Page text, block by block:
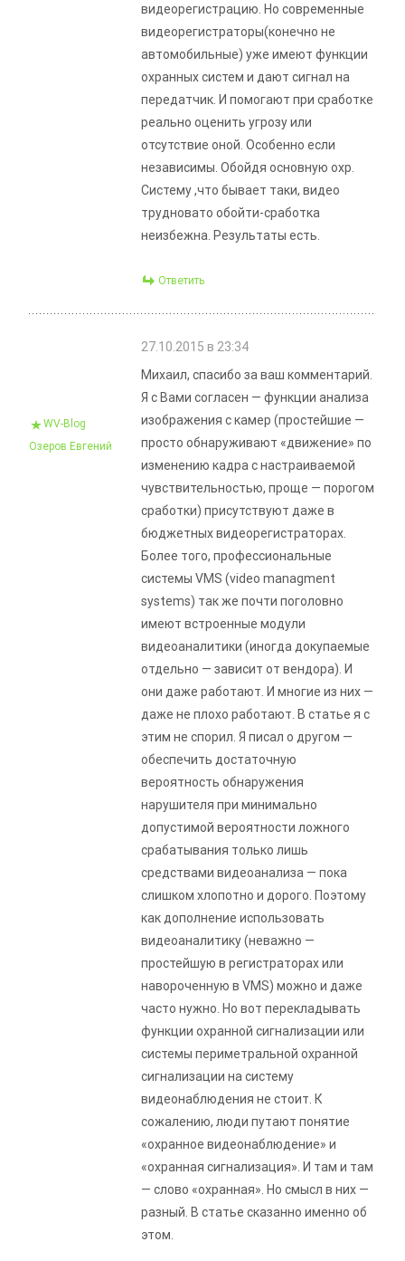
видеорегистрацию. Но современные
видеорегистраторы(конечно не
автомобильные) уже имеют функции
охранных систем и дают сигнал на
передатчик. И помогают при сработке
реально оценить угрозу или
отсутствие оной. Особенно если
независимы. Обойдя основную охр.
Систему ,что бывает таки, видео
трудновато обойти-сработка
неизбежна. Результаты есть.
Ответить
WV-Blog
Озеров Евгений
27.10.2015 в 23:34
Михаил, спасибо за ваш комментарий.
Я с Вами согласен — функции анализа
изображения с камер (простейшие —
просто обнаруживают «движение» по
изменению кадра с настраиваемой
чувствительностью, проще — порогом
сработки) присутствуют даже в
бюджетных видеорегистраторах.
Более того, профессиональные
системы VMS (video managment
systems) так же почти поголовно
имеют встроенные модули
видеоаналитики (иногда докупаемые
отдельно — зависит от вендора). И
они даже работают. И многие из них —
даже не плохо работают. В статье я с
этим не спорил. Я писал о другом —
обеспечить достаточную
вероятность обнаружения
нарушителя при минимально
допустимой вероятности ложного
срабатывания только лишь
средствами видеоанализа — пока
слишком хлопотно и дорого. Поэтому
как дополнение использовать
видеоаналитику (неважно —
простейшую в регистраторах или
навороченную в VMS) можно и даже
часто нужно. Но вот перекладывать
функции охранной сигнализации или
системы периметральной охранной
сигнализации на систему
видеонаблюдения не стоит. К
сожалению, люди путают понятие
«охранное видеонаблюдение» и
«охранная сигнализация». И там и там
— слово «охранная». Но смысл в них —
разный. В статье сказанно именно об
этом.